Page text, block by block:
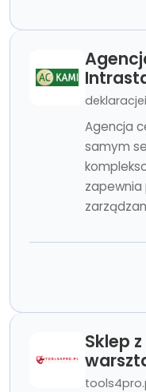
Agencja
samym
zapewnia
Sklep